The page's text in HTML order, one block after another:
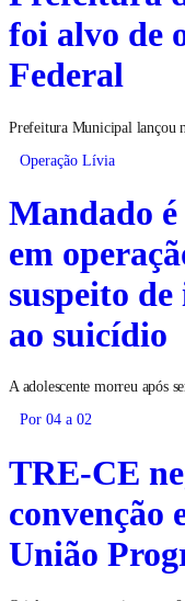
foi alvo de
Federal
Prefeitura Municipal lançou
Operação Lívia
Mandado
em
suspeito
ao suicídio
A adolescente morreu após
Por 04 a 02
TRE-CE
convenção
União